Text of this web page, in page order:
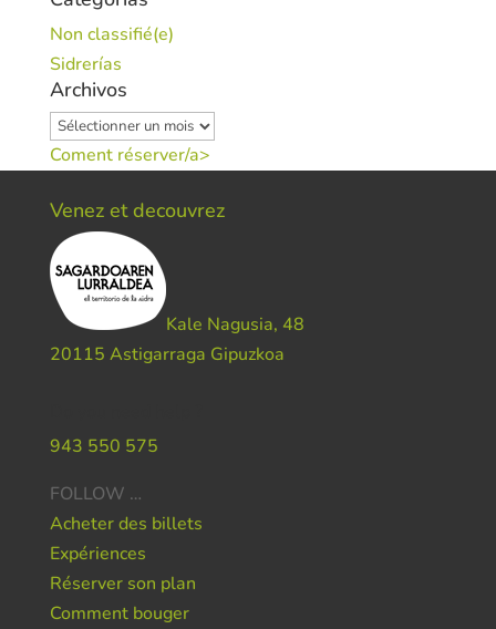
Non classifié(e)
Sidrerías
Archivos
Archivos
Coment réserver/a>
Venez et decouvrez
Kale Nagusia, 48
20115 Astigarraga Gipuzkoa
943 550 575
FOLLOW …
Acheter des billets
Expériences
Réserver son plan
Comment bouger